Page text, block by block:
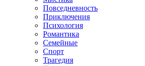
Повседневность
Приключения
Психология
Романтика
Семейные
Спорт
Трагедия